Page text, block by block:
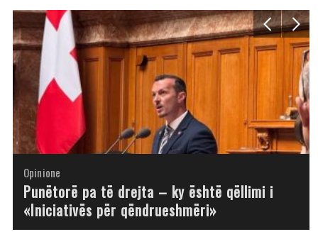
Opinione
Opinione
Punëtorë pa të drejta – ky është qëllimi i
«Iniciativës për qëndrueshmëri»
Opinione
Opinione
Opinione
Opinione
Opinione
Opinione